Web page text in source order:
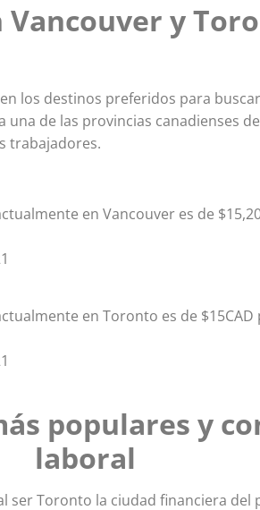
Vancouver y
los destinos preferidos para
de las provincias canadienses
trabajadores.
en Vancouver es de
en Toronto es de $15CAD
populares y
laboral
Toronto la ciudad financiera del